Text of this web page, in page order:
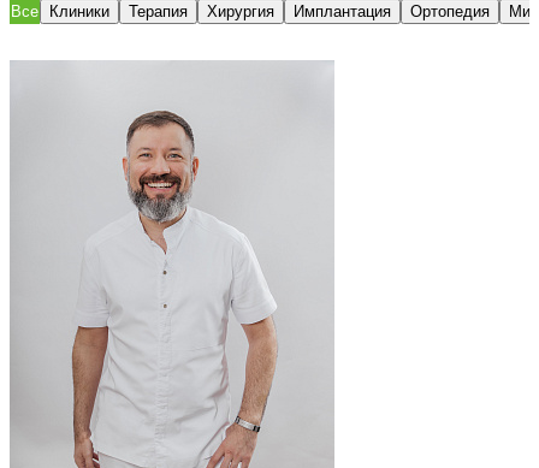
Все Клиники Терапия Хирургия Имплантация Ортопедия